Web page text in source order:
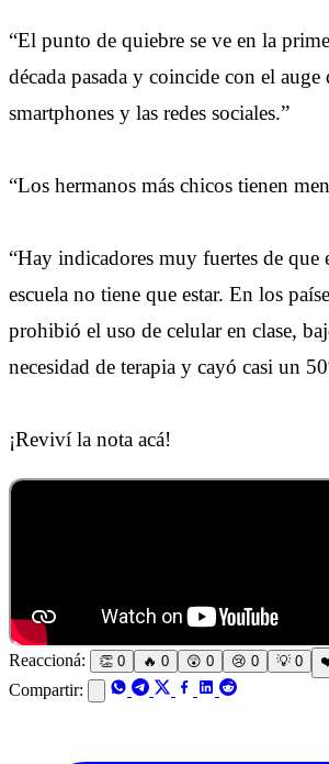
“El punto de quiebre se ve en la
década pasada y coincide con el auge
smartphones y las redes sociales.”
“Los hermanos más chicos tienen
“Hay indicadores muy fuertes de que
escuela no tiene que estar. En los
prohibió el uso de celular en clase,
necesidad de terapia y cayó casi un
¡Reviví la nota acá!
Reaccioná: 👏 0 🔥 0 😲 0 😢 0 💡 0
Compartir: